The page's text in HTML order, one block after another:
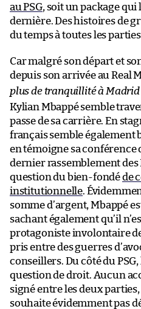
au PSG, soit un package qui
dernière. Des histoires de
du temps à toutes les
Car malgré son départ et
depuis son arrivée au Real
plus de tranquillité à Madrid
Kylian Mbappé semble
passe de sa carrière. En
français semble également
en témoigne sa conférence
dernier rassemblement des
question du bien-fondéde
institutionnelle.
somme d’argent, Mbappé
sachant également qu’il
protagoniste involontaire
pris entre des guerres
conseillers. Du côté du
question de droit. Aucun
signé entre les deux
souhaite évidemment pas